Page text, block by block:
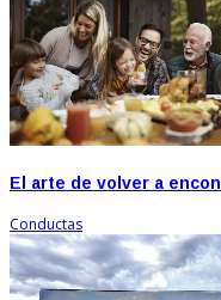
El arte de volver a
Conductas